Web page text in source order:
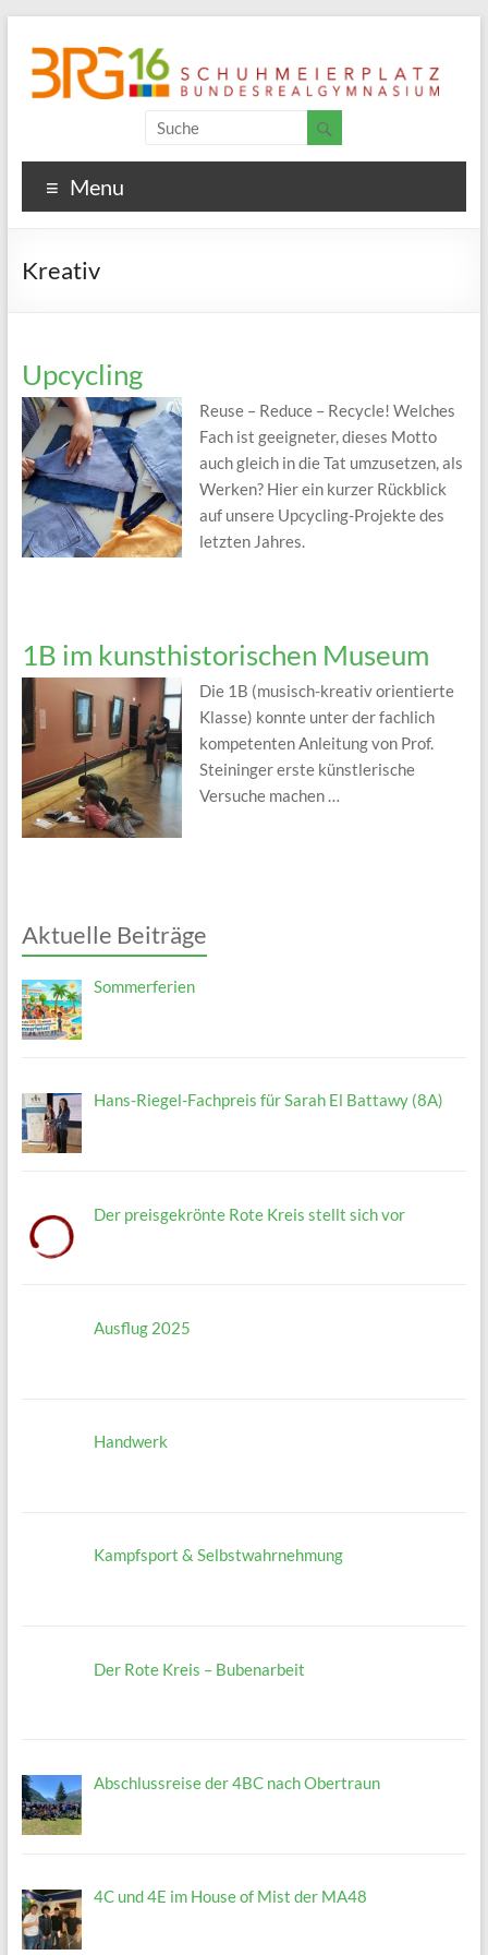
Menu
Kreativ
Upcycling
Reuse – Reduce – Recycle! Welches
Fach ist geeigneter, dieses Motto
auch gleich in die Tat umzusetzen, als
Werken? Hier ein kurzer Rückblick
auf unsere Upcycling-Projekte des
letzten Jahres.
1B im kunsthistorischen Museum
Die 1B (musisch-kreativ orientierte
Klasse) konnte unter der fachlich
kompetenten Anleitung von Prof.
Steininger erste künstlerische
Versuche machen …
Aktuelle Beiträge
Sommerferien
Hans-Riegel-Fachpreis für Sarah El Battawy (8A)
Der preisgekrönte Rote Kreis stellt sich vor
Ausflug 2025
Handwerk
Kampfsport & Selbstwahrnehmung
Der Rote Kreis – Bubenarbeit
Abschlussreise der 4BC nach Obertraun
4C und 4E im House of Mist der MA48